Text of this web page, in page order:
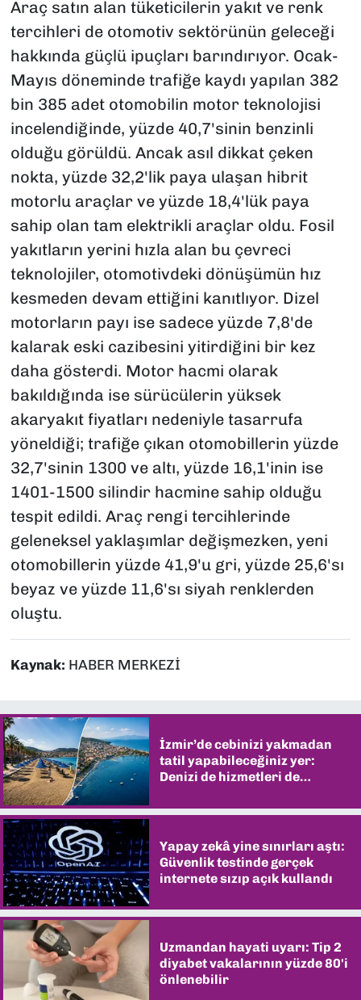
Araç satın alan tüketicilerin yakıt ve renk
tercihleri de otomotiv sektörünün geleceği
hakkında güçlü ipuçları barındırıyor. Ocak-
Mayıs döneminde trafiğe kaydı yapılan 382
bin 385 adet otomobilin motor teknolojisi
incelendiğinde, yüzde 40,7'sinin benzinli
olduğu görüldü. Ancak asıl dikkat çeken
nokta, yüzde 32,2'lik paya ulaşan hibrit
motorlu araçlar ve yüzde 18,4'lük paya
sahip olan tam elektrikli araçlar oldu. Fosil
yakıtların yerini hızla alan bu çevreci
teknolojiler, otomotivdeki dönüşümün hız
kesmeden devam ettiğini kanıtlıyor. Dizel
motorların payı ise sadece yüzde 7,8'de
kalarak eski cazibesini yitirdiğini bir kez
daha gösterdi. Motor hacmi olarak
bakıldığında ise sürücülerin yüksek
akaryakıt fiyatları nedeniyle tasarrufa
yöneldiği; trafiğe çıkan otomobillerin yüzde
32,7'sinin 1300 ve altı, yüzde 16,1'inin ise
1401-1500 silindir hacmine sahip olduğu
tespit edildi. Araç rengi tercihlerinde
geleneksel yaklaşımlar değişmezken, yeni
otomobillerin yüzde 41,9'u gri, yüzde 25,6'sı
beyaz ve yüzde 11,6'sı siyah renklerden
oluştu.
Kaynak: HABER MERKEZİ
İzmir’de cebinizi yakmadan
tatil yapabileceğiniz yer:
Denizi de hizmetleri de
Yapay zekâ yine sınırları aştı:
Güvenlik testinde gerçek
internete sızıp açık kullandı
Uzmandan hayati uyarı: Tip 2
diyabet vakalarının yüzde 80'i
önlenebilir